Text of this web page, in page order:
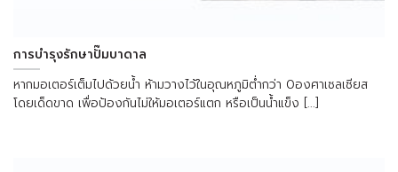
การบำรุงรักษาปั๊มบาดาล
หากมอเตอร์เต็มไปด้วยน้ำ ห้ามวางไว้ในอุณหภูมิต่ำกว่า 0องศาเซลเซียส
โดยเด็ดขาด เพื่อป้องกันไม่ให้มอเตอร์แตก หรือเป็นน้ำแข็ง [...]